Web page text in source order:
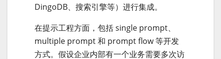
DingoDB、搜索引擎等）进行集成。
在提示工程方面，包括 single prompt、
multiple prompt 和 prompt flow 等开发
方式。假设企业内部有一个业务需要多次访